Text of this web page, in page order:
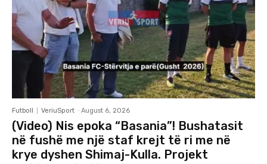
Futboll VeriuSport - August 6, 2026
(Video) Nis epoka “Basania”! Bushatasit
në fushë me një staf krejt të ri me në
krye dyshen Shimaj-Kulla. Projekt